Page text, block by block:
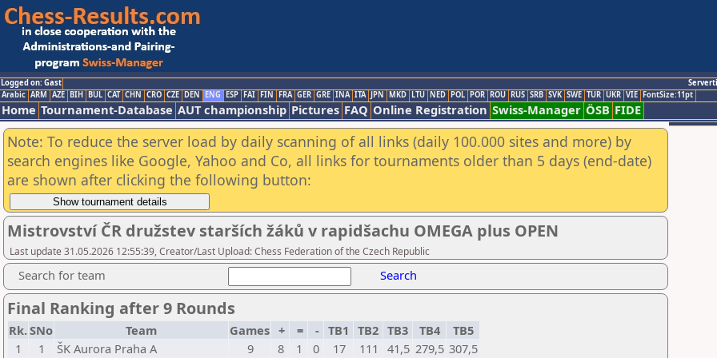
Logged on: Gast
Arabic ARM AZE BIH BUL CAT CHN CRO CZE DEN ENG ESP FAI FIN FRA GER GRE INA ITA JPN MKD LTU NED POL POR ROU RUS SRB SVK SWE TUR UKR VIE FontSize:11pt
Home Tournament-Database AUT championship Pictures FAQ Online Registration Swiss-Manager ÖSB FIDE
Note: To reduce the server load by daily scanning of all links (daily 100.000 sites and more) by
search engines like Google, Yahoo and Co, all links for tournaments older than 5 days (end-date)
are shown after clicking the following button:
Mistrovství ČR družstev starších žáků v rapidšachu OMEGA plus OPEN
Last update 31.05.2026 12:55:39, Creator/Last Upload: Chess Federation of the Czech Republic
Search for team Search
Final Ranking after 9 Rounds
Rk.SNo Team Games + = - TB1 TB2 TB3 TB4
TB5
1
1 ŠK Aurora Praha A 9 8 1 0 17 111 41,5 279,5 307,5